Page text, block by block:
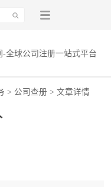
-全球公司注册一站式平台
> 公司查册 > 文章详情